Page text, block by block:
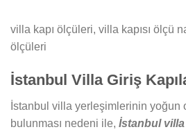
villa kapı ölçüleri, villa kapısı ölçü
ölçüleri
İstanbul Villa Giriş
İstanbul villa yerleşimlerinin
bulunması nedeni ile, İstanbul villa